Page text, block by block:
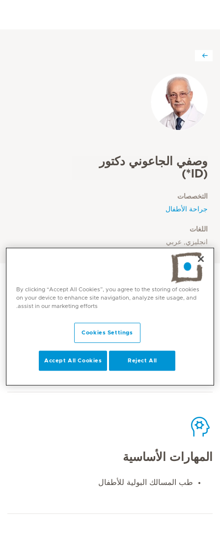
وصفي الجاعوني دكتور
(ID*)
التخصصات
جراحة الأطفال
اللغات
انجليزي, عربي
Mediclinic Middle East Corporate Office
المهارات الأساسية
طب المسالك البولية للأطفال
By clicking “Accept All Cookies”, you agree to the storing of cookies
on your device to enhance site navigation, analyze site usage, and
assist in our marketing efforts.
Cookies Settings
Reject All
Accept All Cookies